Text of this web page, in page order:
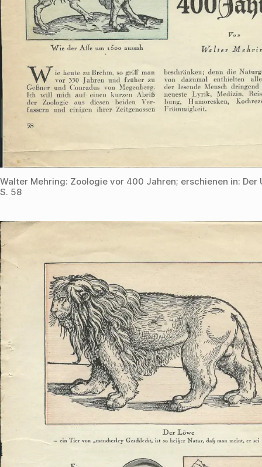
Walter Mehring: Zoologie vor 400 Jahren; erschienen in: Der
S. 58